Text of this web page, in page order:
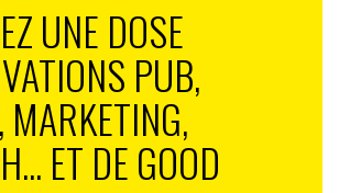
UNE DOSE
PUB,
MARKETING,
ET DE GOOD